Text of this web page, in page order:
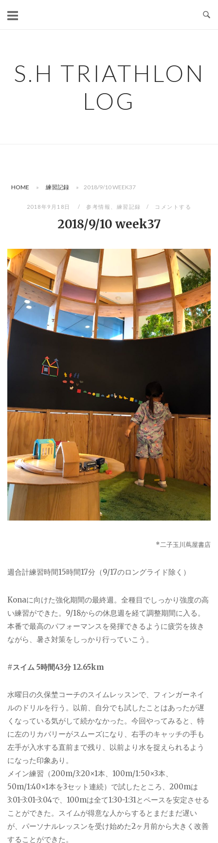
S.H TRIATHLON
LOG
HOME » 練習記録 » 2018/9/10 WEEK37
2018年9月18日 参考情報 練習記録 コメントする
2018/9/10 week37
*二子玉川蔦屋書店
週合計練習時間15時間17分（9/17のロングライド除く）
Konaに向けた強化期間の最終週。全種目でしっかり強度の高
い練習ができた。 9/18からの休息週を経て調整期間に入る。
本番で最高のパフォーマンスを発揮できるように疲労を抜き
ながら、暑さ対策をしっかり行っていこう。
#スイム 5時間43分 12.65km
水曜日の久保埜コーチのスイムレッスンで、フィンガーネイ
ルのドリルを行う。以前、自分でも試したことはあったが遅
くなっている気がして続かなかった。今回やってみると、特
に左のリカバリーがスムーズになり、右手のキャッチの手も
左手が入水する直前まで残り、以前より水を捉えられるよう
になった印象あり。
メイン練習（200m/3:20×1本、 100m/1:50×3本、
50m/1:40×1本を3セット連続）で試したところ、 200mは
3:01-3:01-3:04で、 100mは全て1:30-1:31とペースを安定させる
ことができた。スイムが得意な人からするとまだまだ遅い
が、パーソナルレッスンを受け始めた2ヶ月前から大きく改善
することができた。